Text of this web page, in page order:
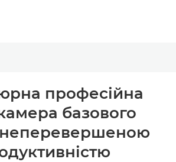
breadcrumbs
професійна
базового
неперевершеною